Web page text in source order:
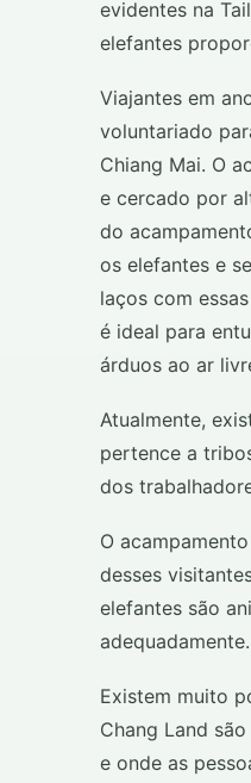
evidentes na
elefantes
Viajantes em
voluntariado
Chiang Mai. O
e cercado por
do
os elefantes e
laços com
é ideal para
árduos ao ar
Atualmente,
pertence a
dos
O
desses
elefantes são
adequadamente.
Existem muito
Chang Land
e onde as